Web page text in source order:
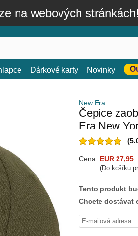
na webových stránkách!
Dárkové karty Novinky
New Era
Čepice
Era New
Cena: EUR 27,95
(Do košíku
Tento produkt
Chcete dostávat